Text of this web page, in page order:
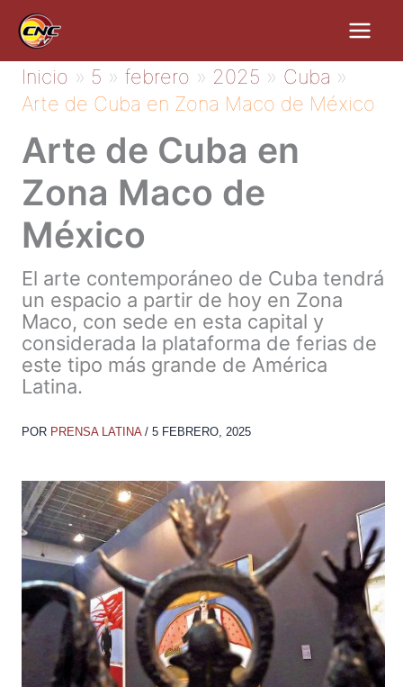
contenido
Inicio 5 febrero 2025
Cuba
Arte de Cuba en Zona Maco de México
Arte de Cuba en
Zona Maco de
México
El arte contemporáneo de Cuba tendrá
un espacio a partir de hoy en Zona
Maco, con sede en esta capital y
considerada la plataforma de ferias de
este tipo más grande de América
Latina.
POR PRENSA LATINA / 5 FEBRERO, 2025